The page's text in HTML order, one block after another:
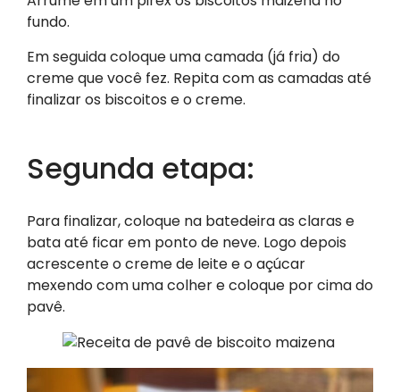
fundo.
Em seguida coloque uma camada (já fria) do
creme que você fez. Repita com as camadas até
finalizar os biscoitos e o creme.
Segunda etapa:
Para finalizar, coloque na batedeira as claras e
bata até ficar em ponto de neve. Logo depois
acrescente o creme de leite e o açúcar
mexendo com uma colher e coloque por cima do
pavê.